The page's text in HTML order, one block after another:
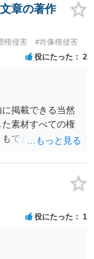
定の注意が必要
響を与える可能
シティ権侵害の
」という点で判
強く示す要素で
ん。完全無償・
面が強く評価さ
「商業利用」と
す。 公開前に変
イスするにも限
相談されること
章の著作
権侵害 #肖像権侵害
役にたった 2
掲載できる当然
素材すべての権
できません。 ご
ロゴ、商品情報、
著作物には当た
が含まれる場合に
また、人物写真
に帰属します
著作権が生じる
ラストやバナー
役にたった 1